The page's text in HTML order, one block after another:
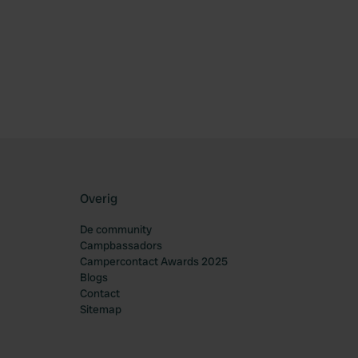
Overig
De community
Campbassadors
Campercontact Awards 2025
Blogs
Contact
Sitemap